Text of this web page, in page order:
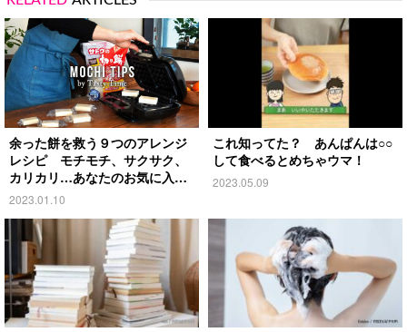
余った餅を救う９つのアレンジ
レシピ モチモチ、サクサク、
カリカリ…あなたのお気に入り
は？
2023.01.10
これ知ってた？ あんぱんは○○
して食べるとめちゃウマ！
2023.05.09